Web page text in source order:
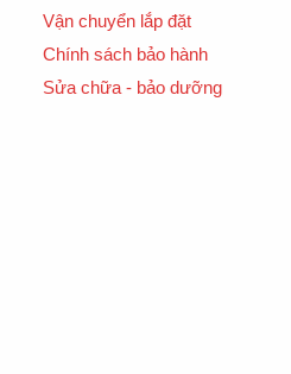
Vận chuyển lắp đặt
Chính sách bảo hành
Sửa chữa - bảo dưỡng